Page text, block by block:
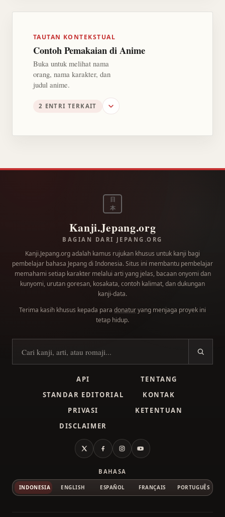
TAUTAN KONTEKSTUAL
Contoh Pemakaian di Anime
Buka untuk melihat nama
orang, nama karakter, dan
judul anime.
2 ENTRI TERKAIT
日
本
Kanji.Jepang.org
BAGIAN DARI JEPANG.ORG
Kanji.Jepang.org adalah kamus rujukan khusus untuk kanji bagi
pembelajar bahasa Jepang di Indonesia. Situs ini membantu pembelajar
memahami setiap karakter melalui arti yang jelas, bacaan onyomi dan
kunyomi, urutan goresan, kosakata, contoh kalimat, dan dukungan
kanji-data.
Terima kasih khusus kepada para donaturyang menjaga proyek ini
tetap hidup.
Cari kanji
API
TENTANG
STANDAR EDITORIAL
KONTAK
PRIVASI
KETENTUAN
DISCLAIMER
X FacebookInstagramYouTube
BAHASA
INDONESIA ENGLISH ESPAÑOL FRANÇAIS PORTUGUÊS